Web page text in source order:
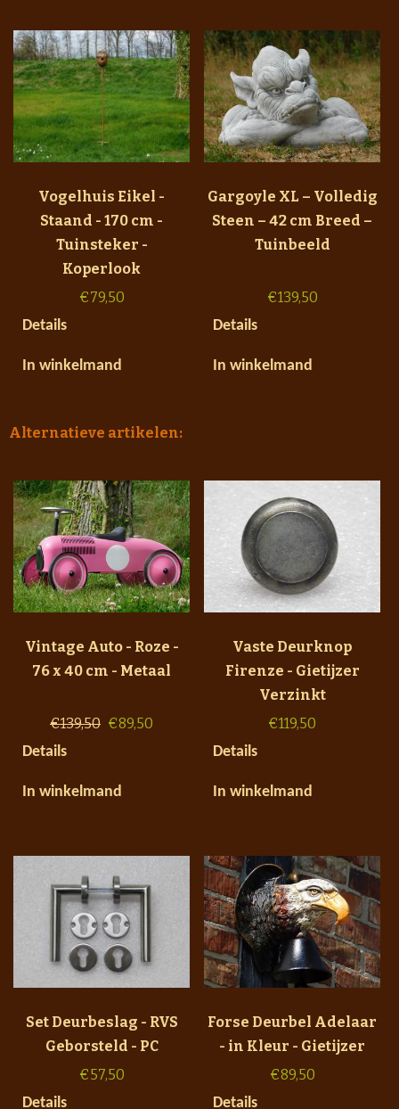
Vogelhuis Eikel -
Staand - 170 cm -
Tuinsteker -
Koperlook
€79,50
Details
In winkelmand
Gargoyle XL – Volledig
Steen – 42 cm Breed –
Tuinbeeld
€139,50
Details
In winkelmand
Alternatieve artikelen:
Vintage Auto - Roze -
76 x 40 cm - Metaal
€139,50 €89,50
Details
In winkelmand
Vaste Deurknop
Firenze - Gietijzer
Verzinkt
€119,50
Details
In winkelmand
Set Deurbeslag - RVS
Geborsteld - PC
€57,50
Details
Forse Deurbel Adelaar
- in Kleur - Gietijzer
€89,50
Details